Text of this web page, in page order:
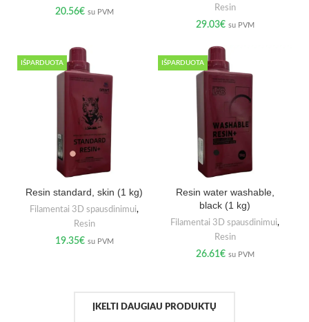
20.56€ su PVM
Resin
29.03€ su PVM
IŠPARDUOTA
Resin standard, skin (1 kg)
Filamentai 3D spausdinimui,
Resin
19.35€ su PVM
IŠPARDUOTA
Resin water washable,
black (1 kg)
Filamentai 3D spausdinimui,
Resin
26.61€ su PVM
ĮKELTI DAUGIAU PRODUKTŲ